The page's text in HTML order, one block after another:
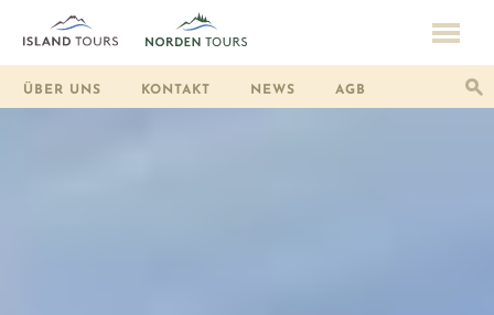
ÜBER UNS KONTAKT NEWS AGB